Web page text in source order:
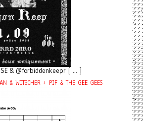
& @forbiddenkeepr [ ... ]
& WITSCHER + PIF & THE GEE GEES